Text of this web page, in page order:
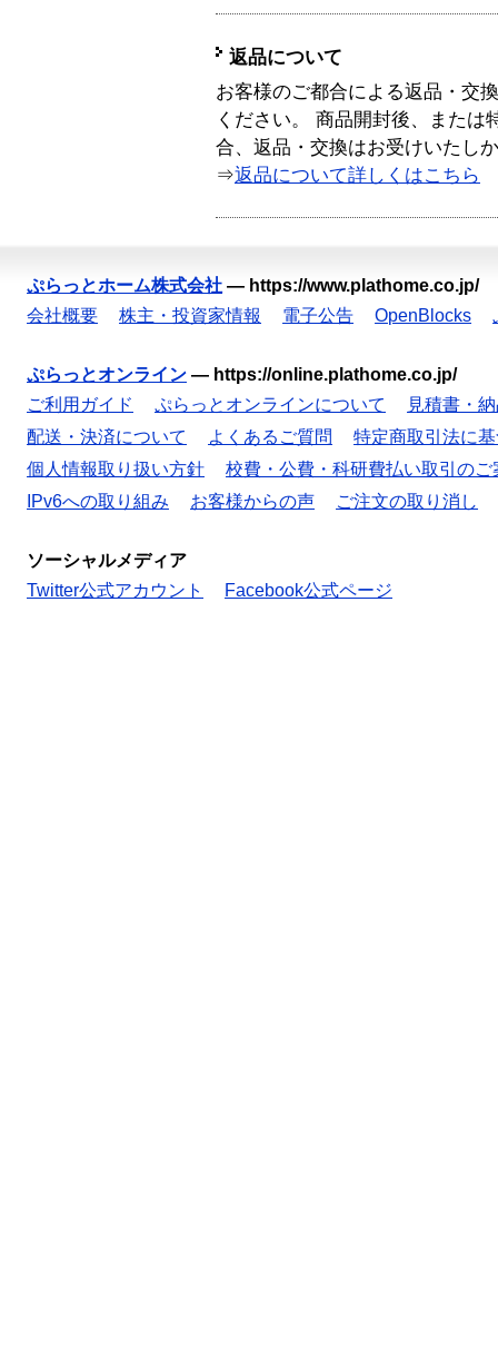
返品について
お客様のご都合による返品・交
ください。 商品開封後、または
合、返品・交換はお受けいたし
⇒返品について詳しくはこちら
ぷらっとホーム株式会社 — https://www.plathome.co.jp/
会社概要
株主・投資家情報 電子公告 OpenBlocks
ぷらっとオンライン — https://online.plathome.co.jp/
ご利用ガイド
ぷらっとオンラインについて
見積書・
配送・決済について
よくあるご質問
特定商取引法に
個人情報取り扱い方針
校費・公費・科研費払い取引のご
IPv6への取り組み
お客様からの声 ご注文の取り消し
ソーシャルメディア
Twitter公式アカウント
Facebook公式ページ